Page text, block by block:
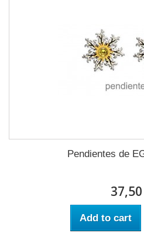
Pendientes de
Add to cart